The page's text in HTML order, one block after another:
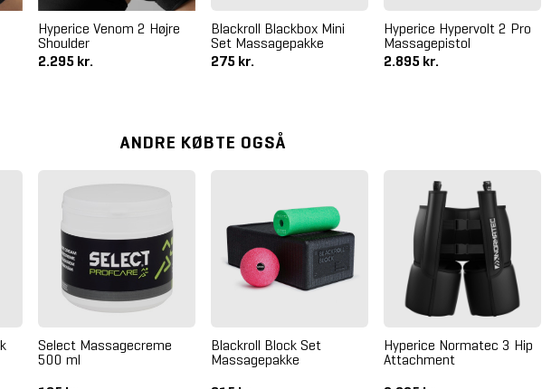
Hyperice Venom 2 Højre
Shoulder
2.295 kr.
Blackroll Blackbox Mini
Set Massagepakke
275 kr.
Hyperice Hypervolt 2 Pro
Massagepistol
2.895 kr.
ANDRE KØBTE OGSÅ
Select Massagecreme
500 ml
Blackroll Block Set
Massagepakke
Hyperice Normatec 3 Hip
Attachment